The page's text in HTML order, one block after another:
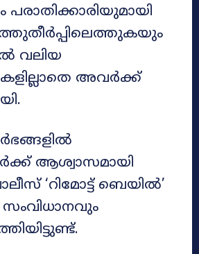
വലിയ
അവർക്ക്
ആശ്വാസമായി
‘റിമോട്ട് ബെയിൽ’